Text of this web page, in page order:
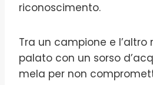
riconoscimento.
Tra un campione e l’altro
palato con un sorso
mela per non